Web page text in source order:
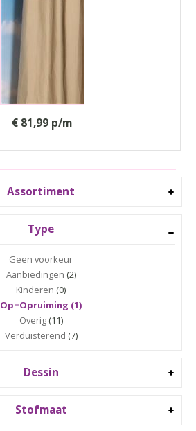
Assortiment
Type
Geen voorkeur
Aanbiedingen (2)
Kinderen (0)
Op=Opruiming (1)
Overig(11)
Verduisterend (7)
Dessin
Stofmaat
€ 81,99 p/m